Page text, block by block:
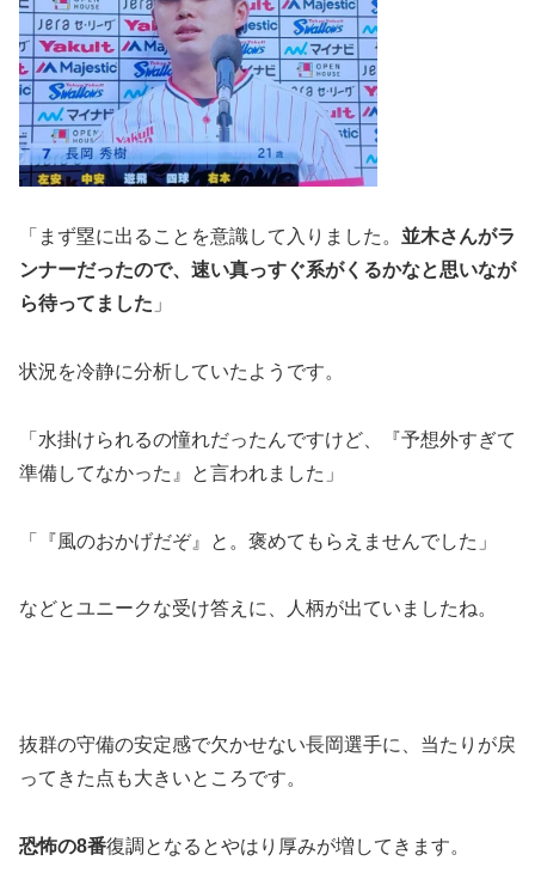
「まず塁に出ることを意識して入りました。 並木さんがラ
ンナーだったので、速い真っすぐ系がくるかなと思いなが
ら待ってました 」
状況を冷静に分析していたようです。
「水掛けられるの憧れだったんですけど、『予想外すぎて
準備してなかった』と言われました」
「『風のおかげだぞ』と。褒めてもらえませんでした」
などとユニークな受け答えに、人柄が出ていましたね。
抜群の守備の安定感で欠かせない長岡選手に、当たりが戻
ってきた点も大きいところです。
恐怖の8番復調となるとやはり厚みが増してきます。